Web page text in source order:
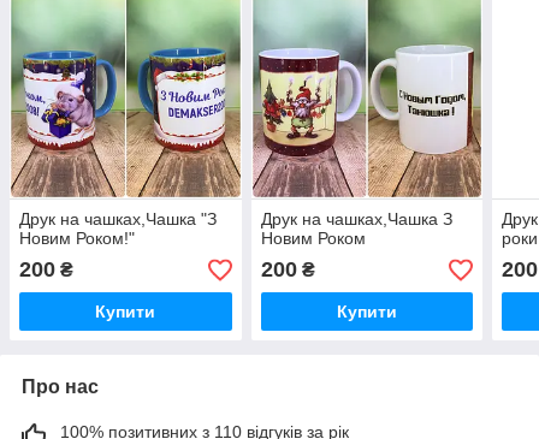
Друк на чашках,Чашка "З
Новим Роком!"
200 ₴
Купити
Друк на чашках,Чашка З
Новим Роком
200₴
Купити
200
Про нас
100% позитивних з 110 відгуків за рік